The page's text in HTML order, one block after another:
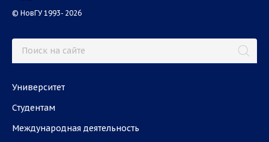
© НовГУ 1993- 2026
Университет
Студентам
Международная деятельность